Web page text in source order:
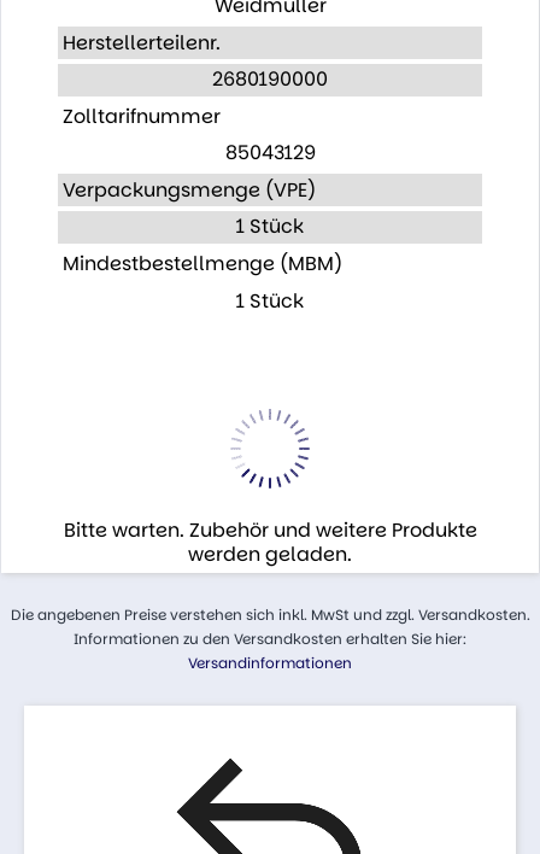
Weidmüller
Herstellerteilenr.
2680190000
Zolltarifnummer
85043129
Verpackungsmenge (VPE)
1 Stück
Mindestbestellmenge (MBM)
1 Stück
Bitte warten. Zubehör und weitere Produkte
werden geladen.
Die angebenen Preise verstehen sich inkl. MwSt und zzgl. Versandkosten.
Informationen zu den Versandkosten erhalten Sie hier:
Versandinformationen